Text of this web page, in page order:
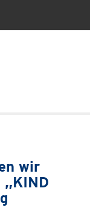
wir